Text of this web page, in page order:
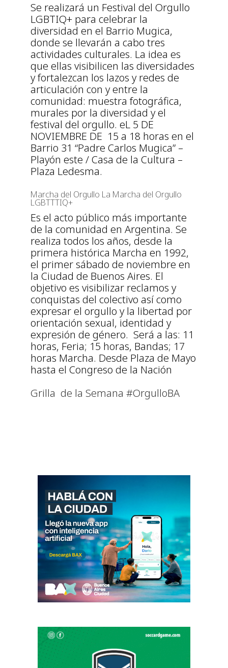
Se realizará un Festival del Orgullo
LGBTIQ+ para celebrar la
diversidad en el Barrio Mugica,
donde se llevarán a cabo tres
actividades culturales. La idea es
que ellas visibilicen las diversidades
y fortalezcan los lazos y redes de
articulación con y entre la
comunidad: muestra fotográfica,
murales por la diversidad y el
festival del orgullo. eL 5 DE
NOVIEMBRE DE 15 a 18 horas en el
Barrio 31 “Padre Carlos Mugica” –
Playón este / Casa de la Cultura –
Plaza Ledesma.
Marcha del Orgullo La Marcha del Orgullo
LGBTTTIQ+
Es el acto público más importante
de la comunidad en Argentina. Se
realiza todos los años, desde la
primera histórica Marcha en 1992,
el primer sábado de noviembre en
la Ciudad de Buenos Aires. El
objetivo es visibilizar reclamos y
conquistas del colectivo así como
expresar el orgullo y la libertad por
orientación sexual, identidad y
expresión de género. Será a las: 11
horas, Feria; 15 horas, Bandas; 17
horas Marcha. Desde Plaza de Mayo
hasta el Congreso de la Nación
Grilla de la Semana #OrgulloBA